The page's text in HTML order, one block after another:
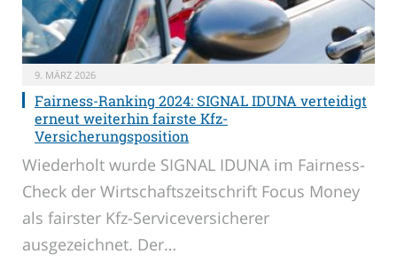
9. MÄRZ 2026
Fairness-Ranking 2024: SIGNAL IDUNA verteidigt
erneut weiterhin fairste Kfz-
Versicherungsposition
Wiederholt wurde SIGNAL IDUNA im Fairness-
Check der Wirtschaftszeitschrift Focus Money
als fairster Kfz-Serviceversicherer
ausgezeichnet. Der…